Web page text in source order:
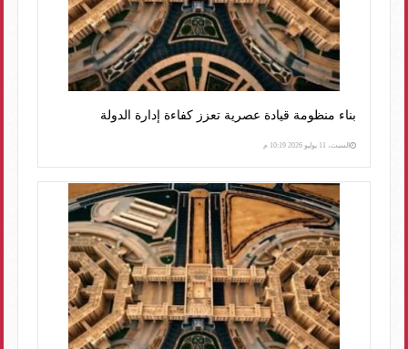
بناء منظومة قيادة عصرية تعزز كفاءة إدارة الدولة
السبت، 11 يوليو 2026 10:19 م